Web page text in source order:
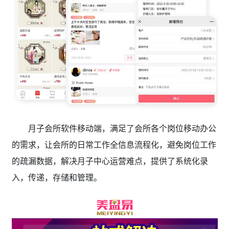
月子会所软件移动端，满足了会所各个岗位移动办公
的需求，让会所的日常工作全信息流程化，避免岗位工作
的疏漏数据，解决月子中心运营难点，提供了系统化录
入，传递，存储和管理。